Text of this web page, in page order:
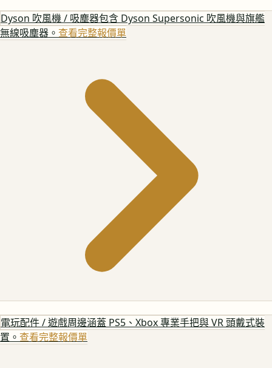
Dyson 吹風機 / 吸塵器包含 Dyson Supersonic 吹風機與旗艦
無線吸塵器。 查看完整報價單
電玩配件 / 遊戲周邊涵蓋 PS5、Xbox 專業手把與 VR 頭戴式裝
置。 查看完整報價單